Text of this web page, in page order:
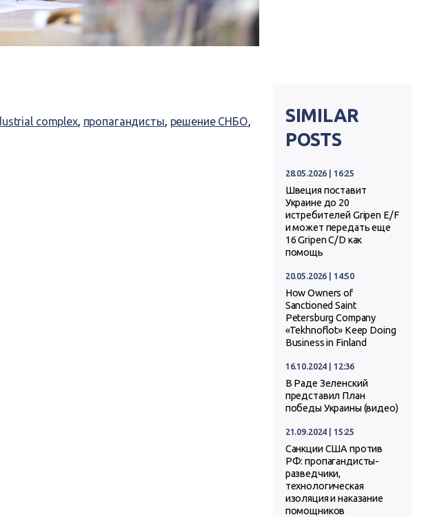
complex, пропагандисты, решение СНБО,
SIMILAR
POSTS
28.05.2026 | 16:25
Швеция поставит
Украине до 20
истребителей Gripen E/F
и может передать еще
16 Gripen C/D как
помощь
20.05.2026 | 14:50
How Owners of
Sanctioned Saint
Petersburg Company
«Tekhnoflot» Keep Doing
Business in Finland
16.10.2024 | 12:36
В Раде Зеленский
представил План
победы Украины (видео)
21.09.2024 | 15:25
Санкции США против
РФ: пропагандисты-
разведчики,
технологическая
изоляция и наказание
помощников